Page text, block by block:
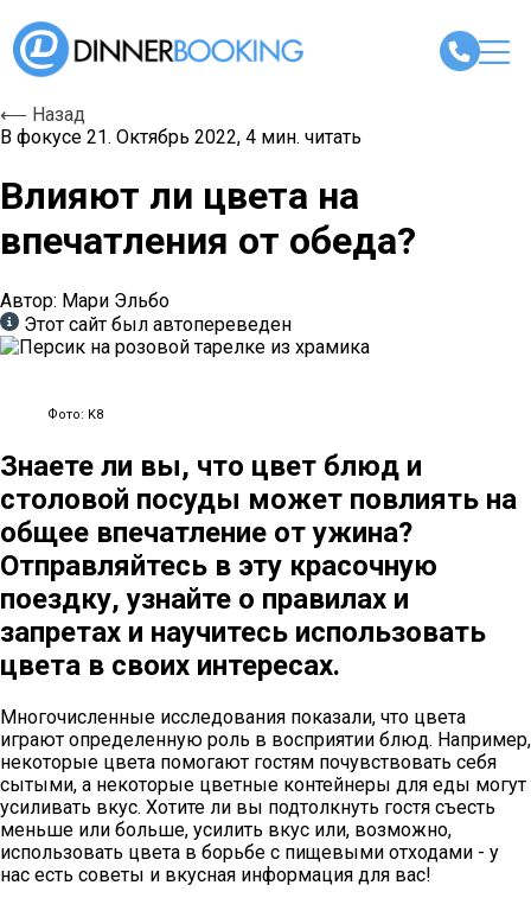
⟵ Назад
В фокусе 21. Октябрь 2022, 4 мин. читать
Влияют ли цвета на
впечатления от обеда?
Автор: Мари Эльбо
Этот сайт был автопереведен
Фото: K8
Знаете ли вы, что цвет блюд и
столовой посуды может повлиять на
общее впечатление от ужина?
Отправляйтесь в эту красочную
поездку, узнайте о правилах и
запретах и научитесь использовать
цвета в своих интересах.
Многочисленные исследования показали, что цвета
играют определенную роль в восприятии блюд. Например,
некоторые цвета помогают гостям почувствовать себя
сытыми, а некоторые цветные контейнеры для еды могут
усиливать вкус. Хотите ли вы подтолкнуть гостя съесть
меньше или больше, усилить вкус или, возможно,
использовать цвета в борьбе с пищевыми отходами - у
нас есть советы и вкусная информация для вас!